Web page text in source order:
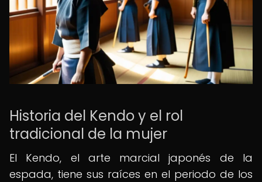
Historia del Kendo y el rol
tradicional de la mujer
El Kendo, el arte marcial japonés de la
espada, tiene sus raíces en el periodo de los